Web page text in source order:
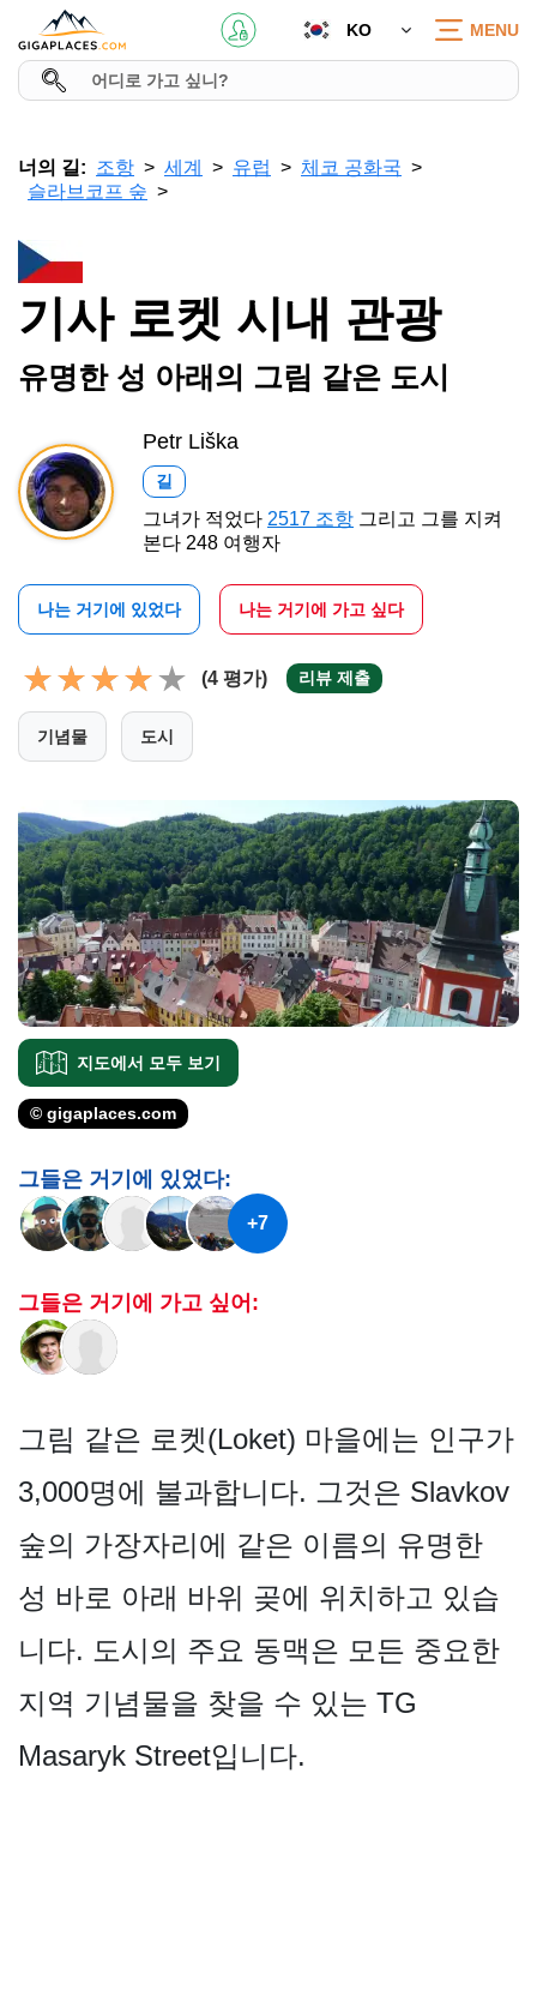
KO MENU
너의 길: 조항 세계 유럽
체코 공화국
슬라브코프 숲
기사 로켓 시내 관광
유명한 성 아래의 그림 같은 도시
Petr Liška
길
그녀가 적었다 2517 조항 그리고 그를 지켜
본다 248 여행자
나는 거기에 있었다 나는 거기에 가고 싶다
(4 평가) 리뷰 제출
기념물 도시
지도에서 모두 보기
© gigaplaces.com
그들은 거기에 있었다:
+7
그들은 거기에 가고 싶어:
그림 같은 로켓(Loket) 마을에는 인구가
3,000명에 불과합니다. 그것은 Slavkov
숲의 가장자리에 같은 이름의 유명한
성 바로 아래 바위 곶에 위치하고 있습
니다. 도시의 주요 동맥은 모든 중요한
지역 기념물을 찾을 수 있는 TG
Masaryk Street입니다.